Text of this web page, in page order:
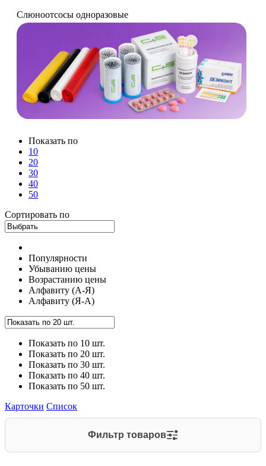
Слюноотсосы одноразовые
Показать по
10
20
30
40
50
Сортировать по
Популярности
Убыванию цены
Возрастанию цены
Алфавиту (А-Я)
Алфавиту (Я-А)
Показать по 10 шт.
Показать по 20 шт.
Показать по 30 шт.
Показать по 40 шт.
Показать по 50 шт.
Карточки Список
Фильтр товаров